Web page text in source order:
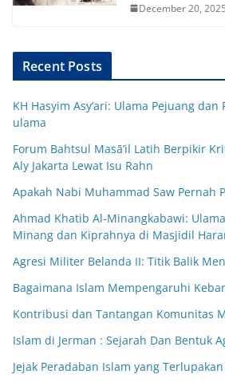
December 20, 2025
Recent Posts
KH Hasyim Asy’ari: Ulama Pejuang
ulama
Forum Bahtsul Masā’il Latih Berpikir
Aly Jakarta Lewat Isu Rahn
Apakah Nabi Muhammad Saw Pernah
Ahmad Khatib Al-Minangkabawi:
Minang dan Kiprahnya di Masjidil
Agresi Militer Belanda II: Titik Balik
Bagaimana Islam Mempengaruhi
Kontribusi dan Tantangan Komunitas
Islam di Jerman : Sejarah Dan Bentuk
Jejak Peradaban Islam yang